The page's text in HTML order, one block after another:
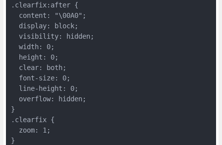
.clearfix:after {
  content: "\00A0";
  display: block;
  visibility: hidden;
  width: 0;
  height: 0;
  clear: both;
  font-size: 0;
  line-height: 0;
  overflow: hidden;
}
.clearfix {
  zoom: 1;
}